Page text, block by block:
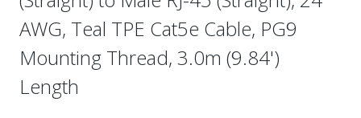
AWG, Teal TPE Cat5e Cable, PG9
Mounting Thread, 3.0m (9.84')
Length